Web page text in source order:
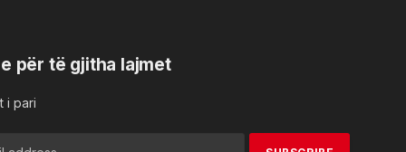
për të gjitha lajmet
i pari